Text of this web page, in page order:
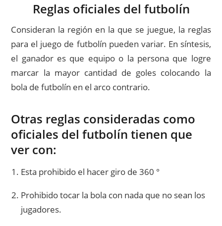
Reglas oficiales del futbolín
Consideran la región en la que se juegue, la reglas
para el juego de futbolín pueden variar. En síntesis,
el ganador es que equipo o la persona que logre
marcar la mayor cantidad de goles colocando la
bola de futbolín en el arco contrario.
Otras reglas consideradas como
oficiales del futbolín tienen que
ver con:
Esta prohibido el hacer giro de 360 °
Prohibido tocar la bola con nada que no sean los
jugadores.